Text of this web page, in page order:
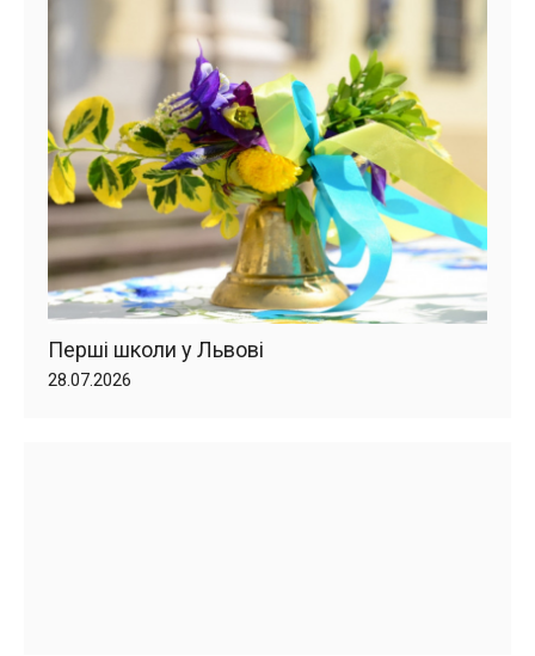
Перші школи у Львові
28.07.2026